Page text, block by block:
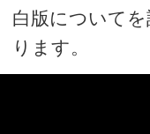
白版の必要性
白版作成パターン
イラストレーターに